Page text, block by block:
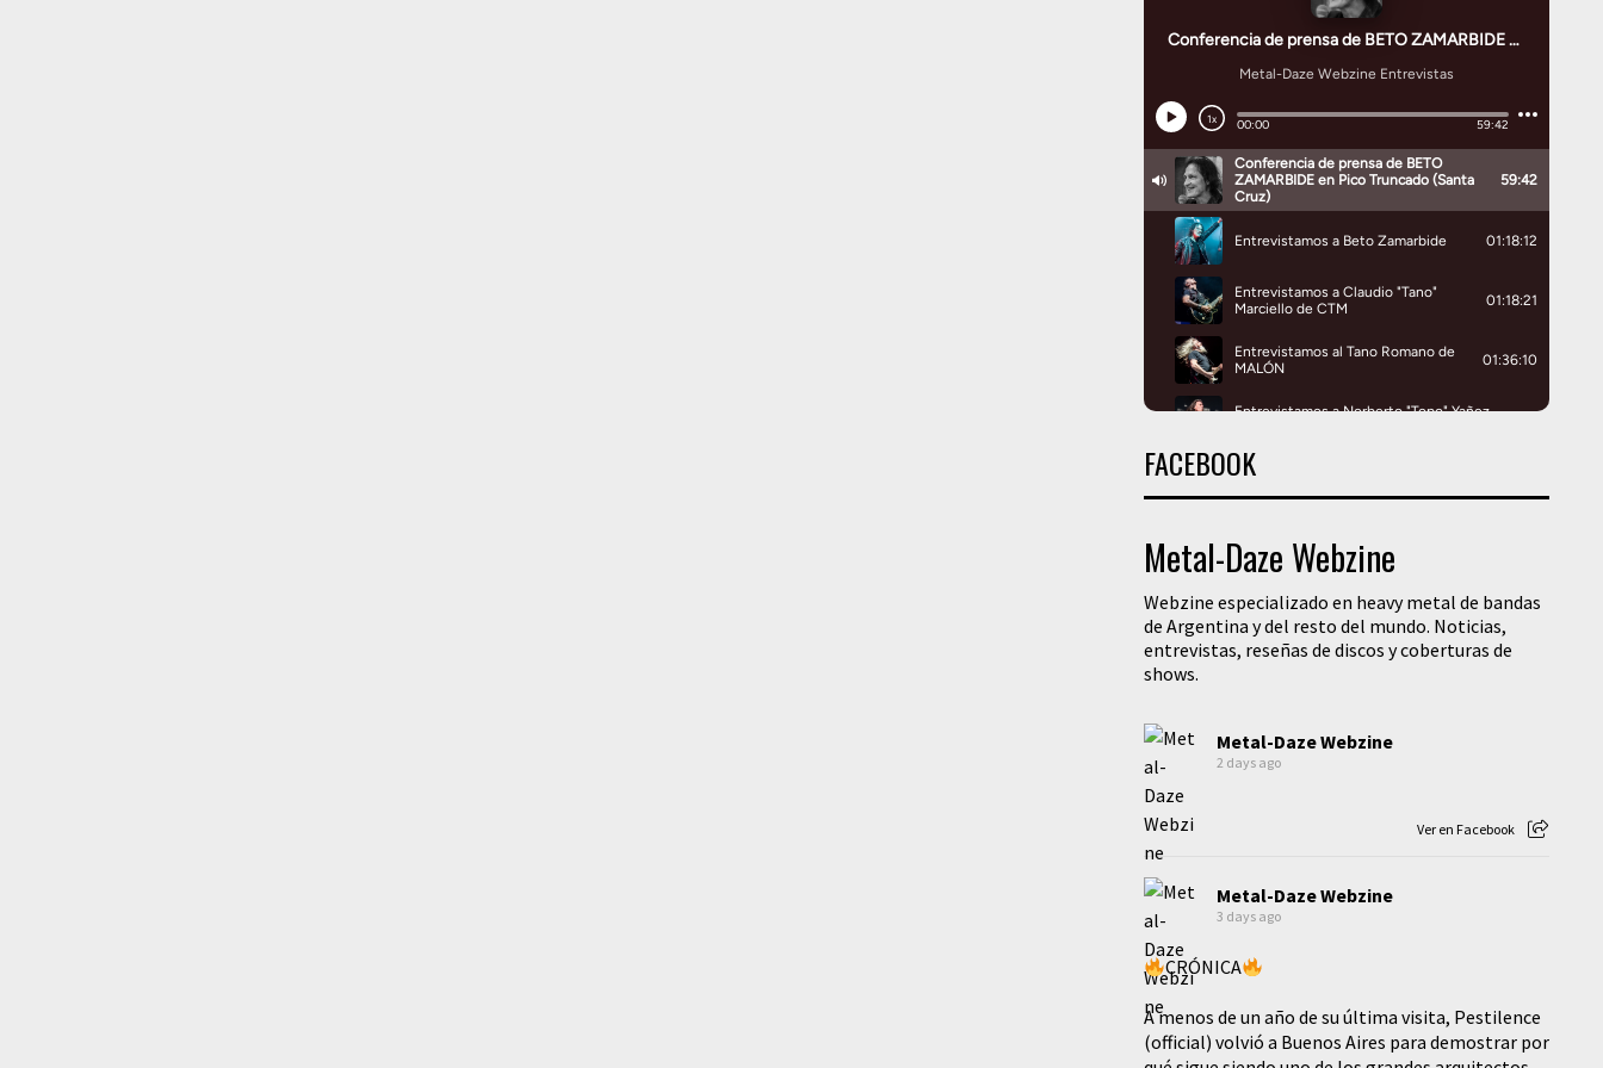
FACEBOOK
Metal-Daze Webzine
Webzine especializado en heavy metal de bandas
de Argentina y del resto del mundo. Noticias,
entrevistas, reseñas de discos y coberturas de
shows.
Metal-Daze Webzine
2 days ago
Ver en Facebook
Metal-Daze Webzine
3 days ago
CRÓNICA
A menos de un año de su última visita, Pestilence
(official) volvió a Buenos Aires para demostrar por